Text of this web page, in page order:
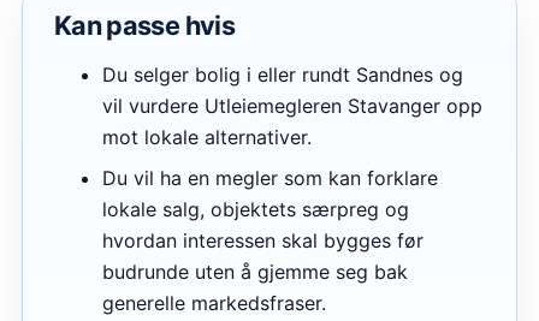
Kan passe hvis
Du selger bolig i eller rundt Sandnes og
vil vurdere Utleiemegleren Stavanger opp
mot lokale alternativer.
Du vil ha en megler som kan forklare
lokale salg, objektets særpreg og
hvordan interessen skal bygges før
budrunde uten å gjemme seg bak
generelle markedsfraser.